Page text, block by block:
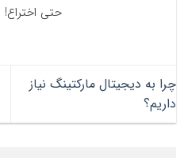
حتی اختراع!
چرا به دیجیتال مارکتینگ نیاز
داریم؟